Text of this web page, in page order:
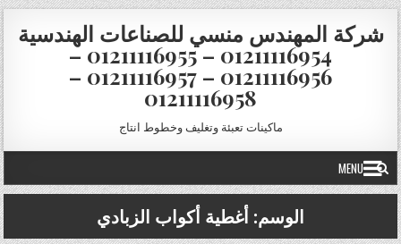
Skip to content
شركة المهندس منسي للصناعات الهندسية
01211116954 – 01211116955 –
01211116956 – 01211116957 –
01211116958
ماكينات تعبئة وتغليف وخطوط انتاج
MENU
الوسم: أغطية أكواب الزبادي